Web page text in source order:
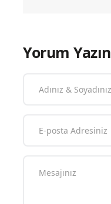
Yorum Yazın